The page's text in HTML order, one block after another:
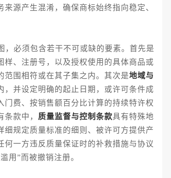
源产生混淆，确保商标始终指向稳定、
必须包含若干不可或缺的要素。首先是
样、注册号，以及授权使用的具体商品或
范围相符或在其子集之内。其次是地域与
，并设定明确的起止日期，或许可条件成
门费、按销售额百分比计算的持续特许权
款中， 质量监督与控制条款具有特殊地
规定质量标准的细则、被许可方提供产
一方违反质量保证时的补救措施与协议
用”而被撤销注册。